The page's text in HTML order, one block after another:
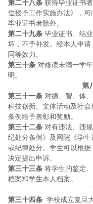
第二十八条 获得毕业证书
位授予工作实施办法》，
毕业证书者除外。
第二十九条 毕业证书、结
坏，不予补发。经本人申
同等效力。
第三十条 对修读未满一学
明。
第
第三十一条 对德、智、体
科技创新、文体活动及社
条例给予表彰和奖励。
第三十二条 对有违法、违
纪处分条例》及网院《学
或纪律处分。学生可以根
决定提出申诉。
第三十三条 将学生的鉴定
档案和学生本人档案。
第三十四条 学校成立复旦